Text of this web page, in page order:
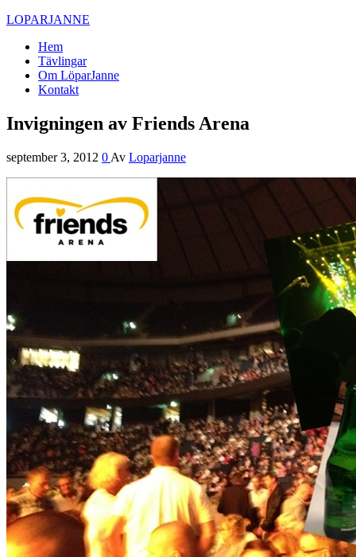
LOPARJANNE
Hem
Tävlingar
Om LöparJanne
Kontakt
Invigningen av Friends Arena
september 3, 2012 0 Av Loparjanne